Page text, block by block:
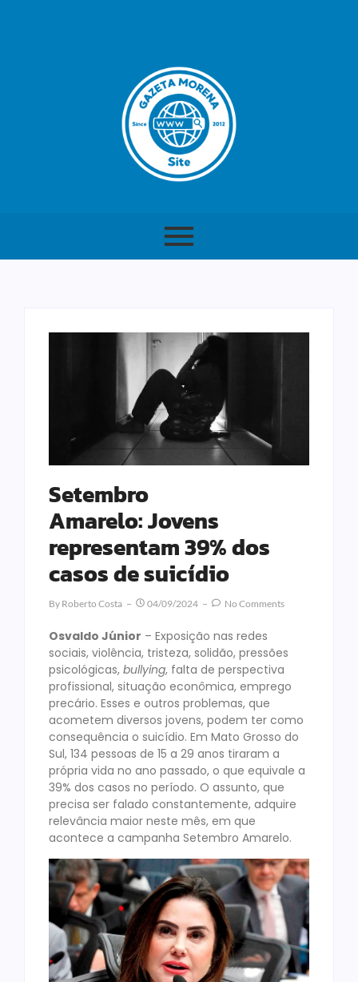
Setembro
Amarelo: Jovens
representam 39% dos
casos de suicídio
By Roberto Costa 04/09/2024 No Comments
Osvaldo Júnior – Exposição nas redes
sociais, violência, tristeza, solidão, pressões
psicológicas, bullying, falta de perspectiva
profissional, situação econômica, emprego
precário. Esses e outros problemas, que
acometem diversos jovens, podem ter como
consequência o suicídio. Em Mato Grosso do
Sul, 134 pessoas de 15 a 29 anos tiraram a
própria vida no ano passado, o que equivale a
39% dos casos no período. O assunto, que
precisa ser falado constantemente, adquire
relevância maior neste mês, em que
acontece a campanha Setembro Amarelo.